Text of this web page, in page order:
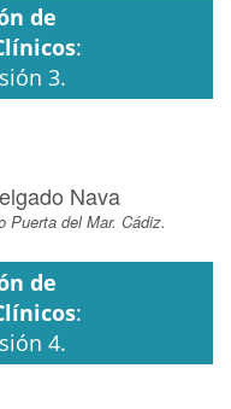
de
:
3.
Nava
Puerta del Mar. Cádiz.
de
:
4.